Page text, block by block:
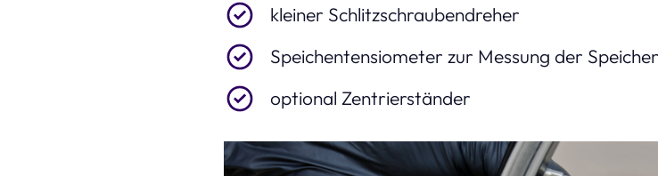
kleiner Schlitzschraubendreher
Speichentensiometer zur Messung der
optional Zentrierständer